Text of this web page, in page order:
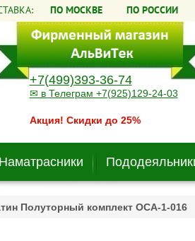
ПО МОСКВЕ ПО РОССИИ
+7(499)393-36-74
✉ в Телеграм +7(925)129-24-03
Акция! Скидки до 25%
Наматрасники
Полуторный комплект ОCA-1-016